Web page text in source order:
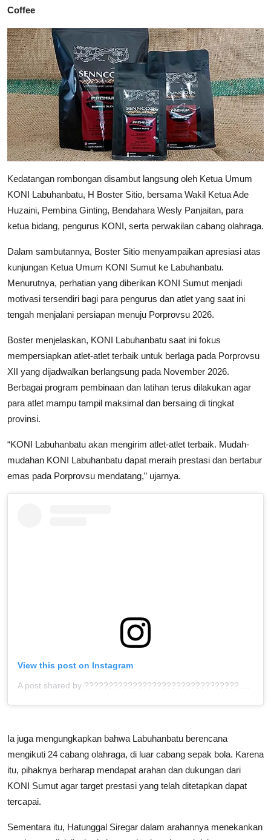
Coffee
Kedatangan rombongan disambut langsung oleh Ketua Umum
KONI Labuhanbatu, H Boster Sitio, bersama Wakil Ketua Ade
Huzaini, Pembina Ginting, Bendahara Wesly Panjaitan, para
ketua bidang, pengurus KONI, serta perwakilan cabang olahraga.
Dalam sambutannya, Boster Sitio menyampaikan apresiasi atas
kunjungan Ketua Umum KONI Sumut ke Labuhanbatu.
Menurutnya, perhatian yang diberikan KONI Sumut menjadi
motivasi tersendiri bagi para pengurus dan atlet yang saat ini
tengah menjalani persiapan menuju Porprovsu 2026.
Boster menjelaskan, KONI Labuhanbatu saat ini fokus
mempersiapkan atlet-atlet terbaik untuk berlaga pada Porprovsu
XII yang dijadwalkan berlangsung pada November 2026.
Berbagai program pembinaan dan latihan terus dilakukan agar
para atlet mampu tampil maksimal dan bersaing di tingkat
provinsi.
“KONI Labuhanbatu akan mengirim atlet-atlet terbaik. Mudah-
mudahan KONI Labuhanbatu dapat meraih prestasi dan bertabur
emas pada Porprovsu mendatang,” ujarnya.
View this post on Instagram
A post shared by ???????????????????????????????? ™ (@bolahita)
Ia juga mengungkapkan bahwa Labuhanbatu berencana
mengikuti 24 cabang olahraga, di luar cabang sepak bola. Karena
itu, pihaknya berharap mendapat arahan dan dukungan dari
KONI Sumut agar target prestasi yang telah ditetapkan dapat
tercapai.
Sementara itu, Hatunggal Siregar dalam arahannya menekankan